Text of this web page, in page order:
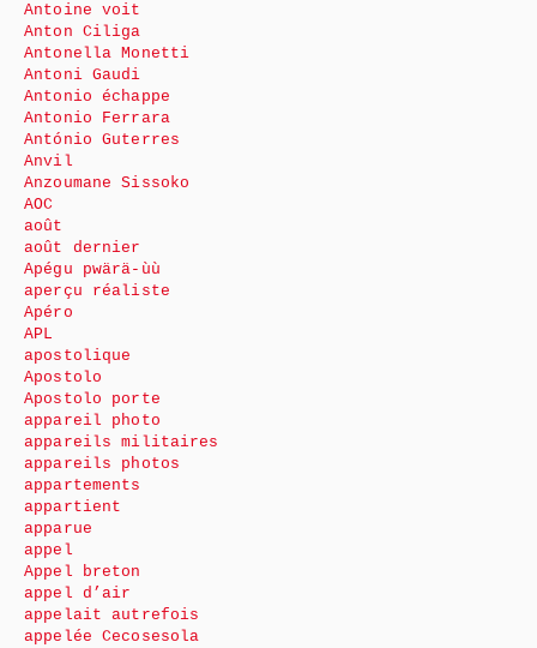
Antoine voit
Anton Ciliga
Antonella Monetti
Antoni Gaudi
Antonio échappe
Antonio Ferrara
António Guterres
Anvil
Anzoumane Sissoko
AOC
août
août dernier
Apégu pwärä-ùù
aperçu réaliste
Apéro
APL
apostolique
Apostolo
Apostolo porte
appareil photo
appareils militaires
appareils photos
appartements
appartient
apparue
appel
Appel breton
appel d’air
appelait autrefois
appelée Cecosesola